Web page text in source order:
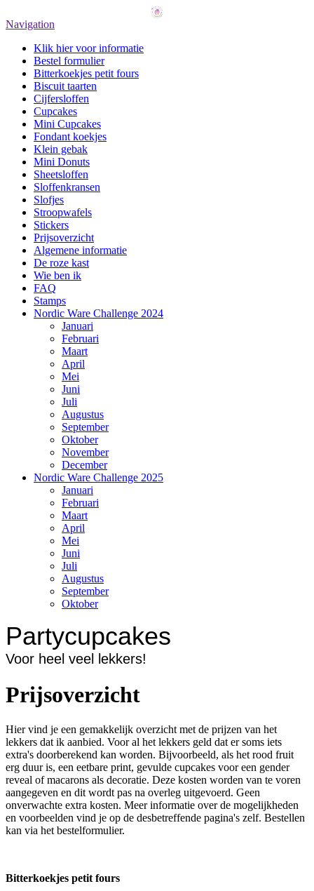
Navigation
Klik hier voor informatie
Bestel formulier
Bitterkoekjes petit fours
Biscuit taarten
Cijfersloffen
Cupcakes
Mini Cupcakes
Fondant koekjes
Klein gebak
Mini Donuts
Sheetsloffen
Sloffenkransen
Slofjes
Stroopwafels
Stickers
Prijsoverzicht
Algemene informatie
De roze kast
Wie ben ik
FAQ
Stamps
Nordic Ware Challenge 2024
Januari
Februari
Maart
April
Mei
Juni
Juli
Augustus
September
Oktober
November
December
Nordic Ware Challenge 2025
Januari
Februari
Maart
April
Mei
Juni
Juli
Augustus
September
Oktober
Partycupcakes
Voor heel veel lekkers!
Prijsoverzicht
Hier vind je een gemakkelijk overzicht met de prijzen van het
lekkers dat ik aanbied. Voor al het lekkers geld dat er soms iets
extra's doorberekend kan worden. Bijvoorbeeld, als het rood fruit
erg duur is, een eetbare print, gevulde cupcakes voor een gender
reveal of macarons als decoratie. Deze kosten worden van te voren
aangegeven en dit wordt pas na overleg uitgevoerd. Geen
onverwachte extra kosten. Meer informatie over de mogelijkheden
en voorbeelden vind je op de desbetreffende pagina's zelf. Bestellen
kan via het bestelformulier.
Bitterkoekjes petit fours